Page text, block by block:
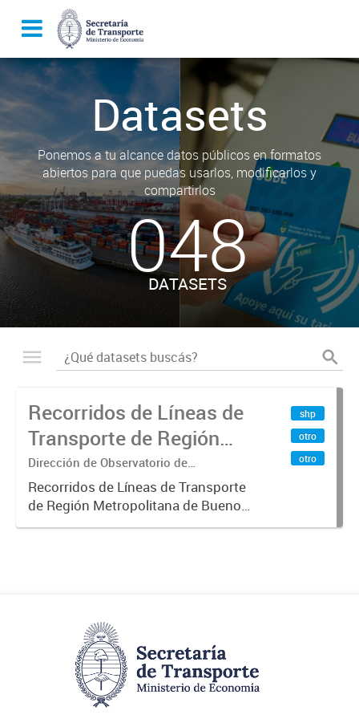
Datasets
Ponemos a tu alcance datos públicos en formatos
abiertos para que puedas usarlos, modificarlos y
compartirlos
048
DATASETS
Recorridos de Líneas de
Transporte de Región
Metropolitana de
Buenos Aires (RMBA)
Dirección de Observatorio de
Transporte, Estudio y Sistemas
Recorridos de Líneas de Transporte
de Región Metropolitana de Buenos
Aires (RMBA).-
shp
otro
otro